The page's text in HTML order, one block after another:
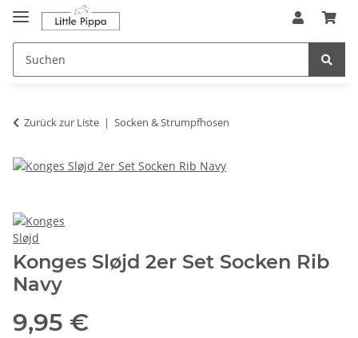
Zum Hauptinhalt springen
springen
Zurück zur Liste Socken & Strumpfhosen
Konges Sløjd 2er Set Socken Rib
Navy
9,95 €